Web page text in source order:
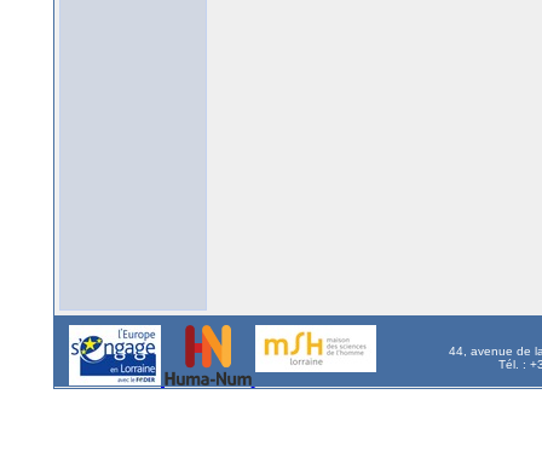
44, avenue de
Tél. :